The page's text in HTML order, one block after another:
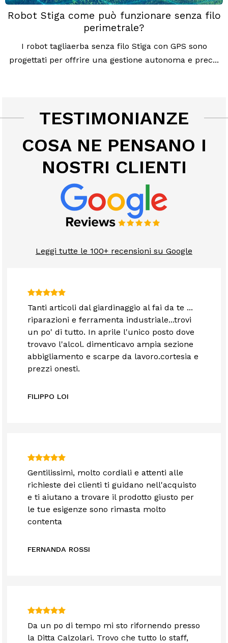
Robot Stiga come può funzionare senza filo
perimetrale?
I robot tagliaerba senza filo Stiga con GPS sono
progettati per offrire una gestione autonoma e prec...
TESTIMONIANZE
COSA NE PENSANO I
NOSTRI CLIENTI
Leggi tutte le 100+ recensioni su Google
Tanti articoli dal giardinaggio al fai da te ...
riparazioni e ferramenta industriale...trovi
un po' di tutto. In aprile l'unico posto dove
trovavo l'alcol. dimenticavo ampia sezione
abbigliamento e scarpe da lavoro.cortesia e
prezzi onesti.
FILIPPO LOI
Gentilissimi, molto cordiali e attenti alle
richieste dei clienti ti guidano nell'acquisto
e ti aiutano a trovare il prodotto giusto per
le tue esigenze sono rimasta molto
contenta
FERNANDA ROSSI
Da un po di tempo mi sto rifornendo presso
la Ditta Calzolari. Trovo che tutto lo staff,